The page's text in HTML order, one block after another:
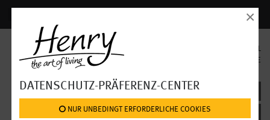
DATENSCHUTZ-PRÄFERENZ-CENTER
NUR UNBEDINGT ERFORDERLICHE COOKIES
×
SPRACHAUSWAHL
DE